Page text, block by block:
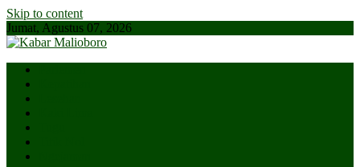
Skip to content
Jumat, Agustus 07, 2026